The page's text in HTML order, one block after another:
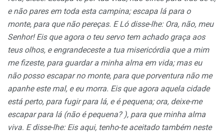
e não pares em toda esta campina; escapa lá para o
monte, para que não pereças. E Ló disse-lhe: Ora, não, meu
Senhor! Eis que agora o teu servo tem achado graça aos
teus olhos, e engrandeceste a tua misericórdia que a mim
me fizeste, para guardar a minha alma em vida; mas eu
não posso escapar no monte, para que porventura não me
apanhe este mal, e eu morra. Eis que agora aquela cidade
está perto, para fugir para lá, e é pequena; ora, deixe-me
escapar para lá (não é pequena? ), para que minha alma
viva. E disse-lhe: Eis aqui, tenho-te aceitado também neste